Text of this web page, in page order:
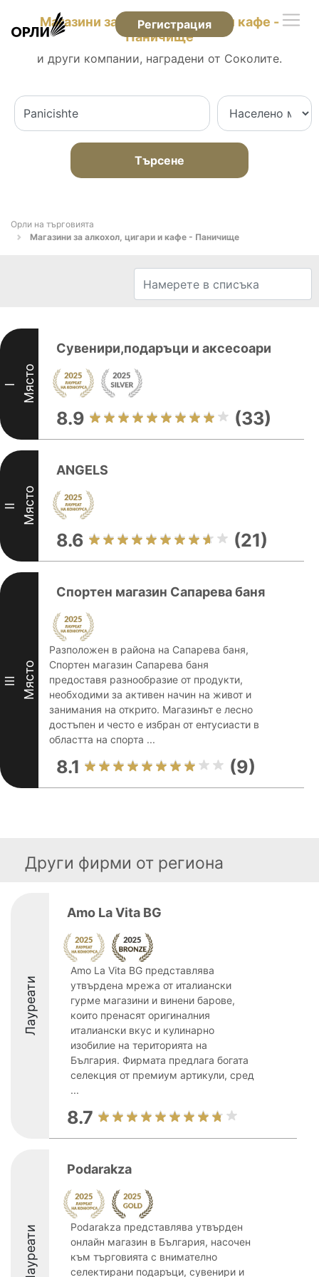
Регистрация
Магазини за алкохол, цигари и кафе -
Паничище
и други компании, наградени от Соколите.
Търсене
Орли на търговията
Магазини за алкохол, цигари и кафе - Паничище
I Място
Сувенири,подаръци и аксесоари
8.9 (33)
II Място
ANGELS
8.6 (21)
III Място
Спортен магазин Сапарева баня
Разположен в района на Сапарева баня,
Спортен магазин Сапарева баня
предоставя разнообразие от продукти,
необходими за активен начин на живот и
занимания на открито. Магазинът е лесно
достъпен и често е избран от ентусиасти в
областта на спорта ...
8.1 (9)
Други фирми от региона
Лауреати
Amo La Vita BG
Amo La Vita BG представлява
утвърдена мрежа от италиански
гурме магазини и винени барове,
които пренасят оригиналния
италиански вкус и кулинарно
изобилие на територията на
България. Фирмата предлага богата
селекция от премиум артикули, сред
...
8.7
Лауреати
Podarakza
Podarakza представлява утвърден
онлайн магазин в България, насочен
към търговията с внимателно
селектирани подаръци, сувенири и